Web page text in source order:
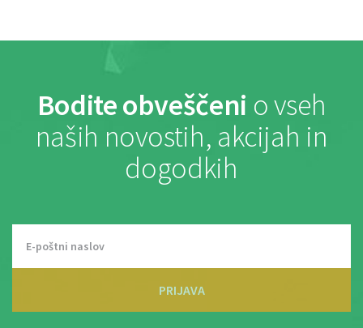
Bodite obveščeni o vseh
naših novostih, akcijah in
dogodkih
PRIJAVA